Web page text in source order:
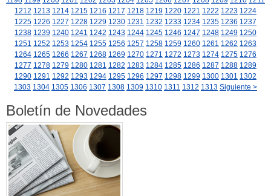
1212 1213 1214 1215 1216 1217 1218 1219 1220 1221 1222 1223 1224
1225 1226 1227 1228 1229 1230 1231 1232 1233 1234 1235 1236 1237
1238 1239 1240 1241 1242 1243 1244 1245 1246 1247 1248 1249 1250
1251 1252 1253 1254 1255 1256 1257 1258 1259 1260 1261 1262 1263
1264 1265 1266 1267 1268 1269 1270 1271 1272 1273 1274 1275 1276
1277 1278 1279 1280 1281 1282 1283 1284 1285 1286 1287 1288 1289
1290 1291 1292 1293 1294 1295 1296 1297 1298 1299 1300 1301 1302
1303 1304 1305 1306 1307 1308 1309 1310 1311 1312 1313 Siguiente >
Boletín de Novedades